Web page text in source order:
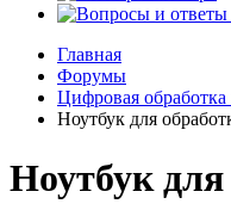
Главная
Форумы
Цифровая
Ноутбук для
Ноутбук